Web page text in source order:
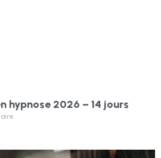
hypnose 2026 – 14 jours